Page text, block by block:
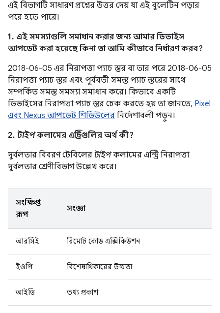
এই বিভাগটি সাধারণ প্রশ্নের উত্তর দেয় যা এই বুলেটিন পড়ার
পরে হতে পারে।
1. এই সমস্যাগুলি সমাধান করার জন্য আমার ডিভাইস
আপডেট করা হয়েছে কিনা তা আমি কীভাবে নির্ধারণ করব?
2018-06-05 এর নিরাপত্তা প্যাচ স্তর বা তার পরে 2018-06-05
নিরাপত্তা প্যাচ স্তর এবং পূর্ববর্তী সমস্ত প্যাচ স্তরের সাথে
সম্পর্কিত সমস্ত সমস্যা সমাধান করে। কিভাবে একটি
ডিভাইসের নিরাপত্তা প্যাচ স্তর চেক করতে হয় তা জানতে, Pixel
এবং Nexus আপডেট শিডিউলের নির্দেশাবলী পড়ুন।
2. টাইপকলামের এন্ট্রিগুলির অর্থ কী?
দুর্বলতার বিবরণ টেবিলের টাইপকলামের এন্ট্রি নিরাপত্তা
দুর্বলতার শ্রেণীবিভাগ উল্লেখ করে।
সংক্ষিপ্ত
রূপ
সংজ্ঞা
আরসিই রিমোট কোড এক্সিকিউশন
ইওপি বিশেষাধিকারের উচ্চতা
আইডি তথ্য প্রকাশ